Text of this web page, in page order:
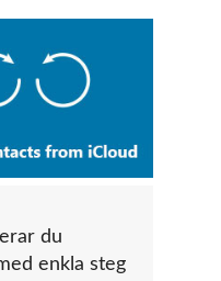
du
enkla steg